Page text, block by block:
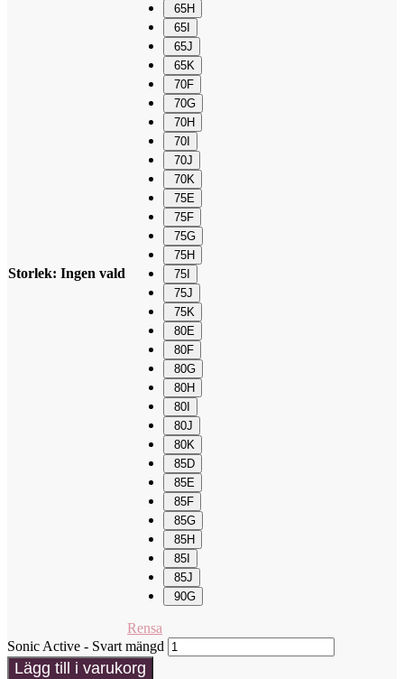
Storlek: Ingen vald
65H
65I
65J
65K
70F
70G
70H
70I
70J
70K
75E
75F
75G
75H
75I
75J
75K
80E
80F
80G
80H
80I
80J
80K
85D
85E
85F
85G
85H
85I
85J
90G
Rensa
Sonic Active - Svart mängd
Lägg till i varukorg